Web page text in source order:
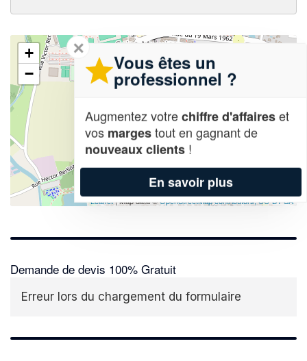
+
−
Leaflet| Map data ©OpenStreetMap contributors,CC-BY-SA
Demande de devis 100% Gratuit
Erreur lors du chargement du formulaire
✕
Vous êtes un
professionnel ?
Augmentez votrechiffre d'affaireset
vos margestout en gagnant de
nouveaux clients !
En savoir plus